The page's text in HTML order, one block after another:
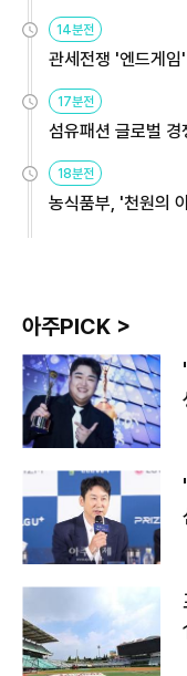
14분전
관세전쟁 '엔드게
용해야
17분전
섬유패션 글로벌
원
18분전
농식품부, '천원의
아주PICK >